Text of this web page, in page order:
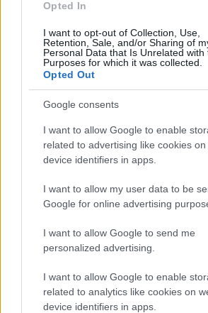
Opted In
I want to opt-out of Collection, Use,
Retention, Sale, and/or Sharing of
Personal Data that Is Unrelated with
Purposes for which it was collected.
Opted Out
Google consents
I want to allow Google to enable
related to advertising like cookies
device identifiers in apps.
I want to allow my user data to be
Google for online advertising
I want to allow Google to send me
personalized advertising.
I want to allow Google to enable
related to analytics like cookies on
device identifiers in apps.
ΠΕΡΙΣΣΟΤΕΡΑ ΒΙΝΤΕΟ
Ακολουθήστε το
Δείτε όλες τις τελευταίεςΕιδήσειςαπό την
ΔΙΑΒΑΣΤΕ ΠΕΡΙΣΣΟΤΕΡΑ ΠΑΡΆΣΥΡΣΗ